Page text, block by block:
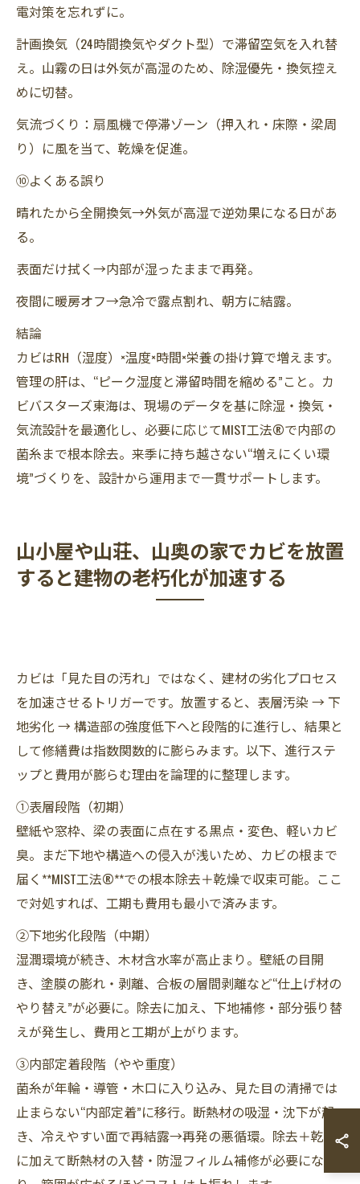
電対策を忘れずに。
計画換気（24時間換気やダクト型）で滞留空気を入れ替
え。山霧の日は外気が高湿のため、除湿優先・換気控え
めに切替。
気流づくり：扇風機で停滞ゾーン（押入れ・床際・梁周
り）に風を当て、乾燥を促進。
⑩よくある誤り
晴れたから全開換気→外気が高湿で逆効果になる日があ
る。
表面だけ拭く→内部が湿ったままで再発。
夜間に暖房オフ→急冷で露点割れ、朝方に結露。
結論
カビはRH（湿度）×温度×時間×栄養の掛け算で増えます。
管理の肝は、“ピーク湿度と滞留時間を縮める”こと。カ
ビバスターズ東海は、現場のデータを基に除湿・換気・
気流設計を最適化し、必要に応じてMIST工法®で内部の
菌糸まで根本除去。来季に持ち越さない“増えにくい環
境”づくりを、設計から運用まで一貫サポートします。
山小屋や山荘、山奥の家でカビを放置
すると建物の老朽化が加速する
カビは「見た目の汚れ」ではなく、建材の劣化プロセス
を加速させるトリガーです。放置すると、表層汚染 → 下
地劣化 → 構造部の強度低下へと段階的に進行し、結果と
して修繕費は指数関数的に膨らみます。以下、進行ステ
ップと費用が膨らむ理由を論理的に整理します。
①表層段階（初期）
壁紙や窓枠、梁の表面に点在する黒点・変色、軽いカビ
臭。まだ下地や構造への侵入が浅いため、カビの根まで
届く**MIST工法®**での根本除去＋乾燥で収束可能。ここ
で対処すれば、工期も費用も最小で済みます。
②下地劣化段階（中期）
湿潤環境が続き、木材含水率が高止まり。壁紙の目開
き、塗膜の膨れ・剥離、合板の層間剥離など“仕上げ材の
やり替え”が必要に。除去に加え、下地補修・部分張り替
えが発生し、費用と工期が上がります。
③内部定着段階（やや重度）
菌糸が年輪・導管・木口に入り込み、見た目の清掃では
止まらない“内部定着”に移行。断熱材の吸湿・沈下が起
き、冷えやすい面で再結露→再発の悪循環。除去＋乾燥
に加えて断熱材の入替・防湿フィルム補修が必要にな